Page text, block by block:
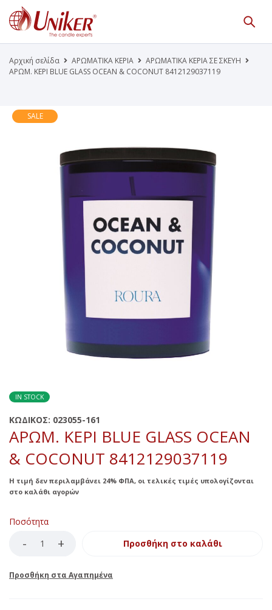
Κατάλογος Προϊόντων
Γίνε Συνεργάτης μας
Αρχική σελίδα ΑΡΩΜΑΤΙΚΑ ΚΕΡΙΑ
ΑΡΩΜΑΤΙΚΑ ΚΕΡΙΑ ΣΕ ΣΚΕΥΗ
ΑΡΩΜ. ΚΕΡΙ BLUE GLASS OCEAN & COCONUT 8412129037119
SALE
IN STOCK
ΚΩΔΙΚΟΣ: 023055-161
ΑΡΩΜ. ΚΕΡΙ BLUE GLASS OCEAN
& COCONUT 8412129037119
Η τιμή δεν περιλαμβάνει 24% ΦΠΑ, οι τελικές τιμές υπολογίζονται
στο καλάθι αγορών
Ποσότητα
Προσθήκη στο καλάθι